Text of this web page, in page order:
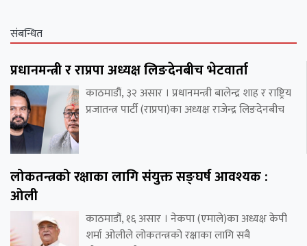
संबन्धित
प्रधानमन्त्री र राप्रपा अध्यक्ष लिङदेनबीच भेटवार्ता
काठमाडौं, ३२ असार । प्रधानमन्त्री बालेन्द्र शाह र राष्ट्रिय
प्रजातन्त्र पार्टी (राप्रपा)का अध्यक्ष राजेन्द्र लिङदेनबीच
लोकतन्त्रको रक्षाका लागि संयुक्त सङ्घर्ष आवश्यक :
ओली
काठमाडौं, १६ असार । नेकपा (एमाले)का अध्यक्ष केपी
शर्मा ओलीले लोकतन्त्रको रक्षाका लागि सबै